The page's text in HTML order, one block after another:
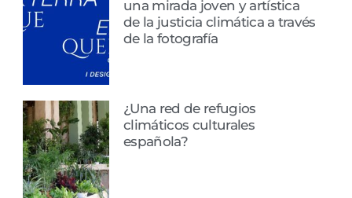
una mirada joven y artística
de la justicia climática a través
de la fotografía
¿Una red de refugios
climáticos culturales
española?